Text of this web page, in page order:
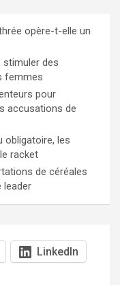
opère-t-elle un
stimuler des
femmes
pour
accusations de
obligatoire, les
racket
de céréales
leader
LinkedIn